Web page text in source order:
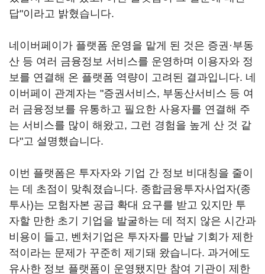
답"이라고 밝혔습니다.
네이버페이가 플랫폼 운영을 맡게 된 것은 증권·부동
산 등 여러 금융정보 서비스를 운영하며 이용자와 정
보를 연결해 온 플랫폼 역량이 고려된 결과입니다. 네
이버페이 관계자는 "증권서비스, 부동산서비스 등 여
러 금융정보를 유통하고 필요한 사용자를 연결해 주
는 서비스를 많이 해왔고, 그런 경험을 높게 산 것 같
다"고 설명했습니다.
이번 플랫폼은 투자자와 기업 간 정보 비대칭을 줄이
는 데 초점이 맞춰졌습니다. 종합금융투자사업자(종
투사)는 모험자본 공급 확대 요구를 받고 있지만 투
자할 만한 초기 기업을 발굴하는 데 적지 않은 시간과
비용이 들고, 벤처기업은 투자자를 만날 기회가 제한
적이라는 문제가 꾸준히 제기돼 왔습니다. 과거에도
유사한 정보 플랫폼이 운영됐지만 참여 기관이 제한